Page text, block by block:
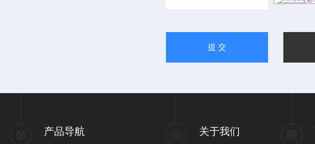
产品导航 关于我们